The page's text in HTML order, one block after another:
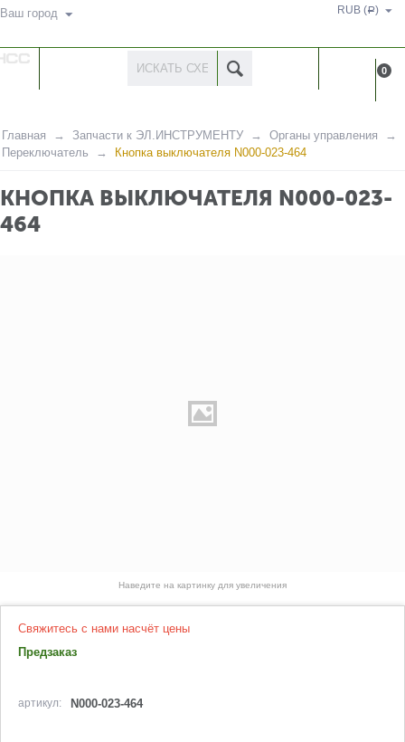
Ваш город RUB (Р)
0
Главная Запчасти к ЭЛ.ИНСТРУМЕНТУ
Органы управления
Переключатель
Кнопка выключателя N000-023-464
КНОПКА ВЫКЛЮЧАТЕЛЯ N000-023-
464
Наведите на картинку для увеличения
Свяжитесь с нами насчёт цены
Предзаказ
артикул: N000-023-464